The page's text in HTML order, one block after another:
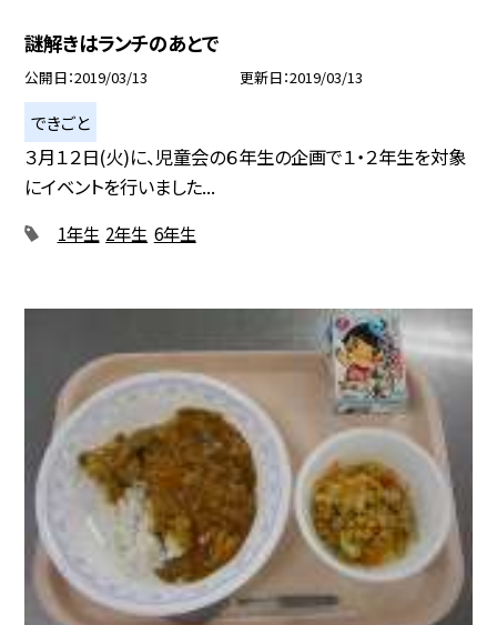
謎解きはランチのあとで
公開日 2019/03/13 更新日 2019/03/13
できごと
３月１２日(火)に、児童会の６年生の企画で１・２年生を対象
にイベントを行いました...
1年生 2年生 6年生